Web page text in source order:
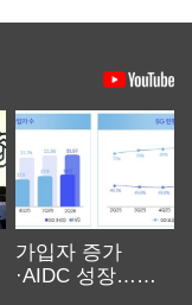
가입자 증가
·AIDC 성장…